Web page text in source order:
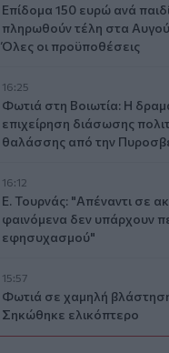
Επίδομα 150 ευρώ ανά
πληρωθούν τέλη στα
Όλες οι προϋποθέσεις
16:25
Φωτιά στη Βοιωτία: Η
επιχείρηση διάσωσης
θαλάσσης από την
16:12
Ε. Τουρνάς: "Απέναντι σε
φαινόμενα δεν υπάρχουν
εφησυχασμού"
15:57
Φωτιά σε χαμηλή
Σηκώθηκε ελικόπτερο